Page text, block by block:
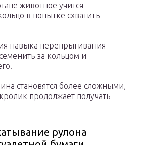
животное учится
в попытке схватить
навыка перепрыгивания
за кольцом и
становятся более сложными,
продолжает получать
рулона